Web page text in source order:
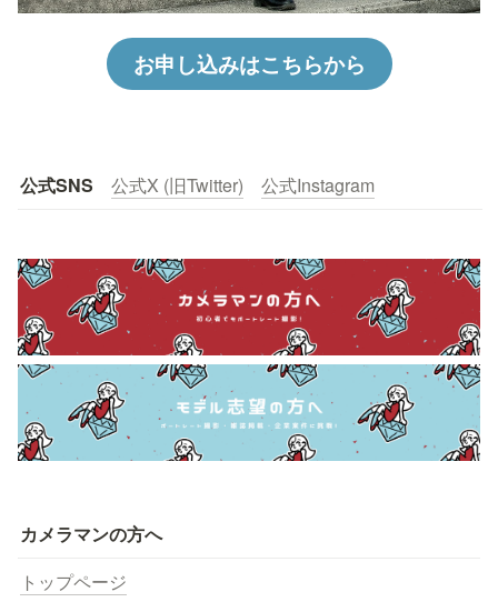
お申し込みはこちらから
公式SNS 公式X (旧Twitter) 公式Instagram
カメラマンの方へ
トップページ